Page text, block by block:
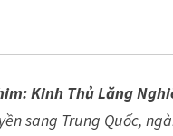
Kinh Thủ Lăng
sang Trung Quốc,